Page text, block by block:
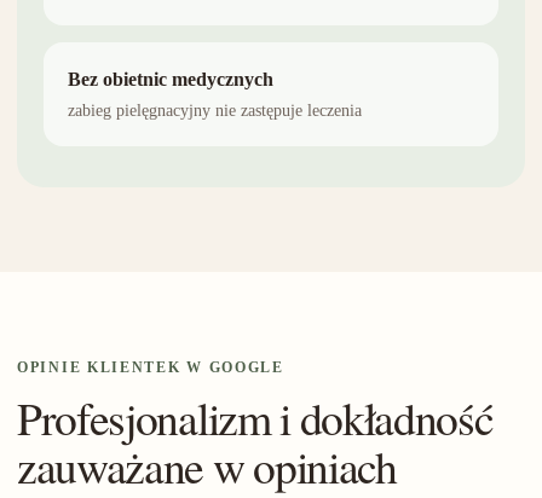
Bez obietnic medycznych
zabieg pielęgnacyjny nie zastępuje leczenia
OPINIE KLIENTEK W GOOGLE
Profesjonalizm i dokładność
zauważane w opiniach